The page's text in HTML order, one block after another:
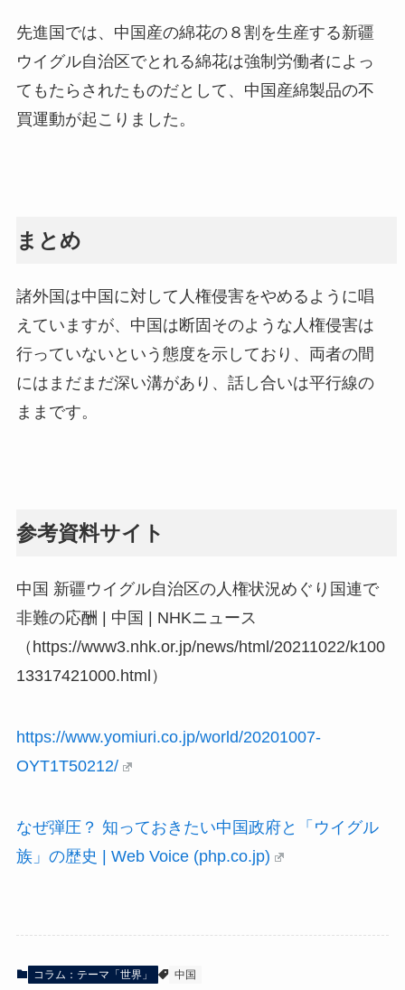
先進国では、中国産の綿花の８割を生産する新疆
ウイグル自治区でとれる綿花は強制労働者によっ
てもたらされたものだとして、中国産綿製品の不
買運動が起こりました。
まとめ
諸外国は中国に対して人権侵害をやめるように唱
えていますが、中国は断固そのような人権侵害は
行っていないという態度を示しており、両者の間
にはまだまだ深い溝があり、話し合いは平行線の
ままです。
参考資料サイト
中国 新疆ウイグル自治区の人権状況めぐり国連で
非難の応酬 | 中国 | NHKニュース
（https://www3.nhk.or.jp/news/html/20211022/k100
13317421000.html）
https://www.yomiuri.co.jp/world/20201007-
OYT1T50212/
なぜ弾圧？ 知っておきたい中国政府と「ウイグル
族」の歴史 | Web Voice (php.co.jp)
コラム：テーマ「世界」 中国